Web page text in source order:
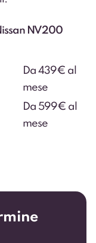
NV200
Da 439€ al
mese
Da 599€ al
mese